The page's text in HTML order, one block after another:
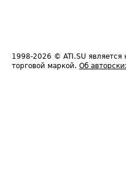
1998-2026 © ATI.SU является
торговой маркой. Об